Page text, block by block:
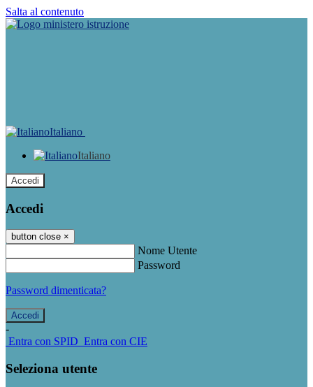
Salta al contenuto
Italiano
Italiano
Accedi
Accedi
button close ×
Nome Utente
Password
Password dimenticata?
-
Entra con SPID Entra con CIE
Seleziona utente